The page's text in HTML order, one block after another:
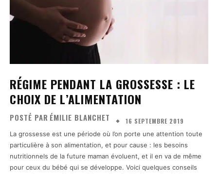
RÉGIME PENDANT LA GROSSESSE : LE
CHOIX DE L’ALIMENTATION
POSTÉ PAR ÉMILIE BLANCHET 16 SEPTEMBRE 2019
La grossesse est une période où l’on porte une attention toute
particulière à son alimentation, et pour cause : les besoins
nutritionnels de la future maman évoluent, et il en va de même
pour ceux du bébé qui se développe. Voici quelques conseils